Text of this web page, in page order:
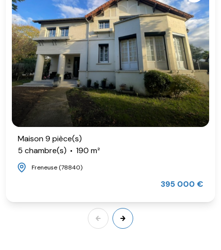
Maison 9 pièce(s)
5 chambre(s)
190 m²
Freneuse (78840)
395 000 €